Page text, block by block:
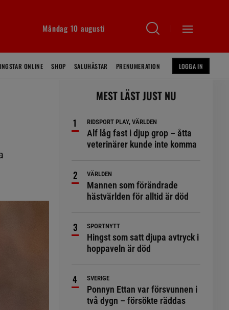
Måndag 10 augusti
ONLINE SHOP SALUHÄSTAR PRENUMERATION LOGGA IN
MEST LÄST JUST NU
RIDSPORT PLAY, VÄRLDEN
Alf låg fast i djup grop – åtta
veterinärer kunde inte komma
VÄRLDEN
Mannen som förändrade
hästvärlden för alltid är död
SPORTNYTT
Hingst som satt djupa avtryck i
hoppaveln är död
SVERIGE
Ponnyn Ettan var försvunnen i
två dygn – försökte räddas